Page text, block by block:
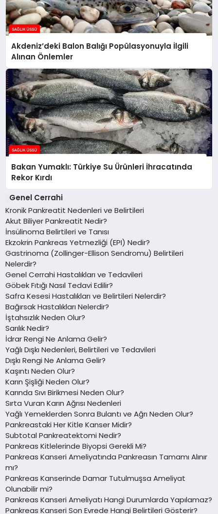
Akdeniz’deki Balon Balığı Popülasyonuyla İlgili
Alınan Önlemler
Bakan Yumaklı: Türkiye Su Ürünleri İhracatında
Rekor Kırdı
Genel Cerrahi
Kronik Pankreatit Nedenleri ve Belirtileri
Akut Biliyer Pankreatit Nedir?
İnsülinoma Belirtileri ve Tanısı
Ekzokrin Pankreas Yetmezliği (EPI) Nedir?
Gastrinoma (Zollinger-Ellison Sendromu) Belirtileri
Nelerdir?
Genel Cerrahi Hastalıkları ve Tedavileri
Göbek Fıtığı Nasıl Tedavi Edilir?
Safra Kesesi Hastalıkları ve Belirtileri Nelerdir?
Bağırsak Hastalıkları Nelerdir?
İştahsızlık Neden Olur?
Sarılık Nedir?
İdrar Rengi Ne Anlama Gelir?
Yağlı Dışkı Nedenleri, Belirtileri ve Tedavileri
Dışkı Rengi Ne Anlama Gelir?
Kaşıntı Neden Olur?
Karın Şişliği Neden Olur?
Karında Sıvı Birikmesi Neden Olur?
Sırta Vuran Karın Ağrısı Nedenleri
Yağlı Yemeklerden Sonra Bulantı ve Ağrı Neden Olur?
Pankreastaki Her Kitle Kanser Midir?
Subtotal Pankreatektomi Nedir?
Pankreas Kitlelerinde Biyopsi Gerekli Mi?
Pankreas Kanseri Ameliyatında Pankreasın Tamamı Alınır
mı?
Pankreas Kanserinde Damar Tutulmuşsa Ameliyat
Olunabilir mi?
Pankreas Kanseri Ameliyatı Hangi Durumlarda Yapılamaz?
Pankreas Kanseri Son Evrede Hangi Belirtileri Gösterir?